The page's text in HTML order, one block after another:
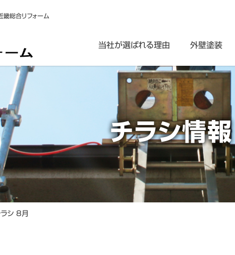
畿総合リフォーム
当社が選ばれる理由 外壁塗装
チラシ情報
シ 8月